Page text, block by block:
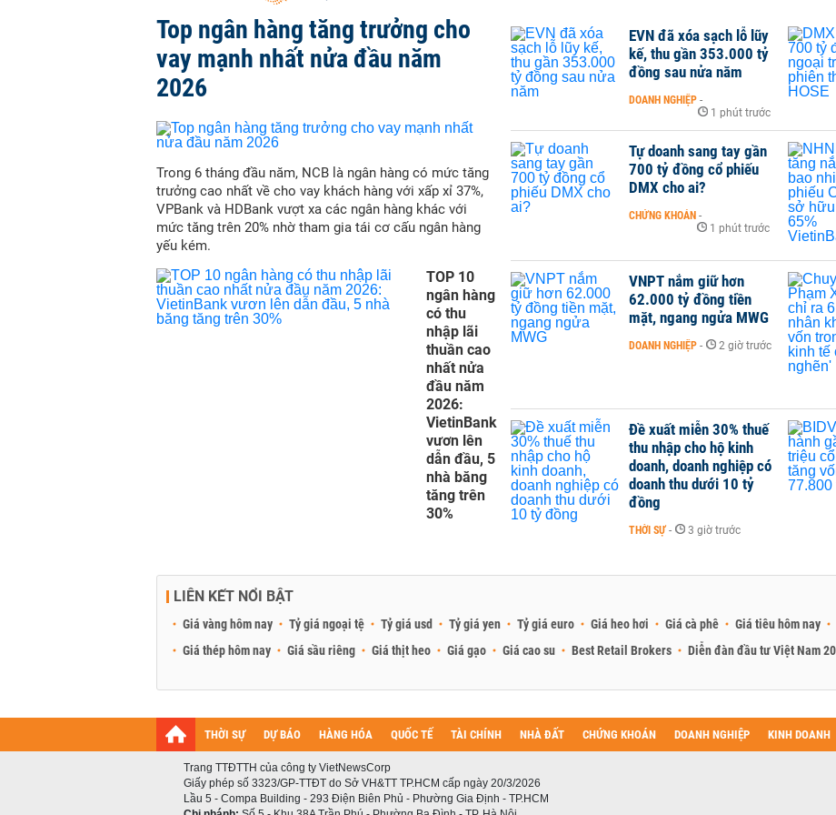
Top ngân hàng tăng trưởng cho
vay mạnh nhất nửa đầu năm
2026
Trong 6 tháng đầu năm, NCB là ngân hàng có mức tăng
trưởng cao nhất về cho vay khách hàng với xấp xỉ 37%,
VPBank và HDBank vượt xa các ngân hàng khác với
mức tăng trên 20% nhờ tham gia tái cơ cấu ngân hàng
yếu kém.
TOP 10
ngân hàng
có thu
nhập lãi
thuần cao
nhất nửa
đầu năm
2026:
VietinBank
vươn lên
dẫn đầu, 5
nhà băng
tăng trên
30%
EVN đã xóa sạch lỗ lũy
kế, thu gần 353.000 tỷ
đồng sau nửa năm
DOANH NGHIỆP -
1 phút trước
Tự doanh sang tay gần
700 tỷ đồng cổ phiếu
DMX cho ai?
CHỨNG KHOÁN -
1 phút trước
VNPT nắm giữ hơn
62.000 tỷ đồng tiền
mặt, ngang ngửa MWG
DOANH NGHIỆP - 2 giờ trước
Đề xuất miễn 30% thuế
thu nhập cho hộ kinh
doanh, doanh nghiệp có
doanh thu dưới 10 tỷ
đồng
THỜI SỰ - 3 giờ trước
LIÊN KẾT NỔI BẬT
Giá vàng hôm nay Tỷ giá ngoại tệ Tỷ giá usd Tỷ giá yen Tỷ giá euro Giá heo hơi Giá cà phê Giá tiêu hôm nay
Giá thép hôm nay
Giá sầu riêng Giá thịt heo Giá gạo Giá cao su Best Retail Brokers Diễn đàn đầu tư Việt Nam
THỜI SỰ DỰ BÁO HÀNG HÓA QUỐC TẾ TÀI CHÍNH NHÀ ĐẤT CHỨNG KHOÁN DOANH NGHIỆP KINH DOANH
Trang TTĐTTH của công ty VietNewsCorp
Giấy phép số 3323/GP-TTĐT do Sở VH&TT TP.HCM cấp ngày 20/3/2026
Lầu 5 - Compa Building - 293 Điện Biên Phủ - Phường Gia Định - TP.HCM